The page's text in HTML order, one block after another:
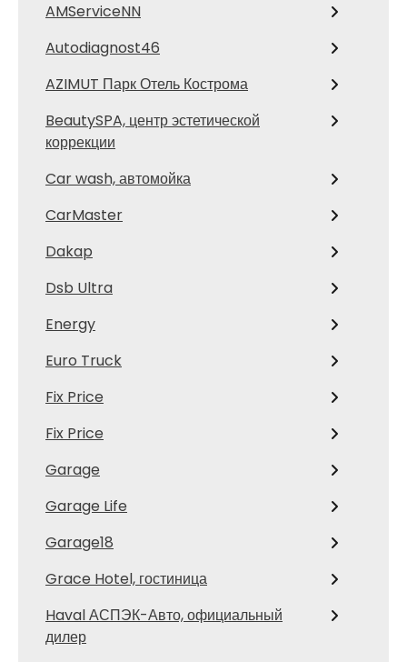
AMServiceNN
Autodiagnost46
AZIMUT Парк Отель Кострома
BeautySPA, центр эстетической
коррекции
Car wash, автомойка
CarMaster
Dakap
Dsb Ultra
Energy
Euro Truck
Fix Price
Fix Price
Garage
Garage Life
Garage18
Grace Hotel, гостиница
Haval АСПЭК-Авто, официальный
дилер